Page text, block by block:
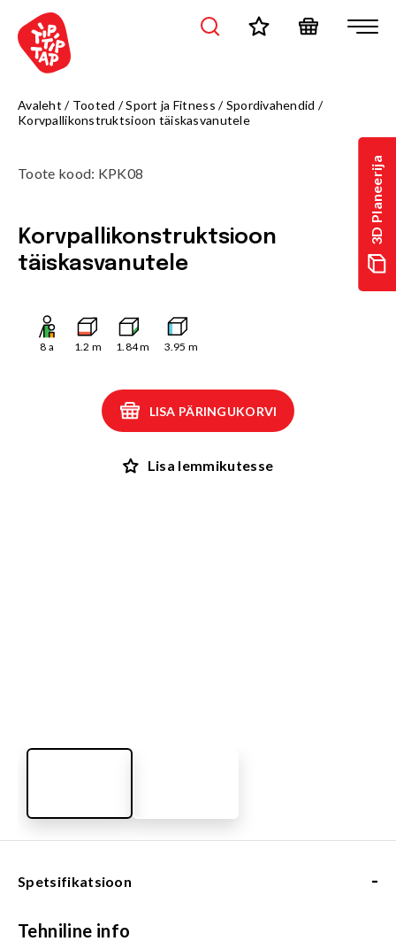
3D Planeerija
Avaleht / Tooted /Sport ja Fitness /Spordivahendid /
Korvpallikonstruktsioon täiskasvanutele
Toote kood: KPK08
Korvpallikonstruktsioon
täiskasvanutele
8 a 1.2 m 1.84m 3.95 m
LISA PÄRINGUKORVI
Lisa lemmikutesse
Spetsifikatsioon -
Tehniline info